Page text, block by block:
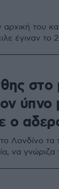
του
έγιναν το
ο
Λονδίνο τα
να